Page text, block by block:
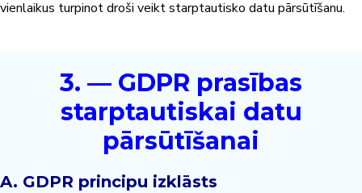
vienlaikus turpinot droši veikt starptautisko datu pārsūtīšanu.
3. — GDPR prasības
starptautiskai datu
pārsūtīšanai
A. GDPR principu izklāsts